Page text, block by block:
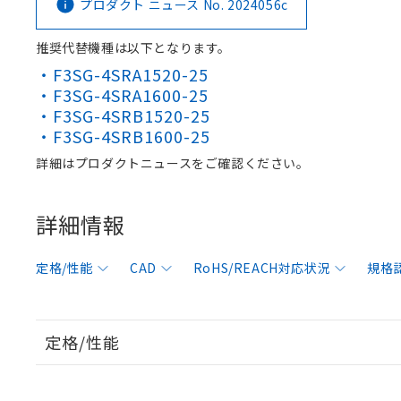
プロダクト ニュース No. 2024056c
推奨代替機種は以下となります。
・F3SG-4SRA1520-25
・F3SG-4SRA1600-25
・F3SG-4SRB1520-25
・F3SG-4SRB1600-25
詳細はプロダクトニュースをご確認ください。
詳細情報
定格/性能 CAD RoHS/REACH対応状況 規格
定格/性能